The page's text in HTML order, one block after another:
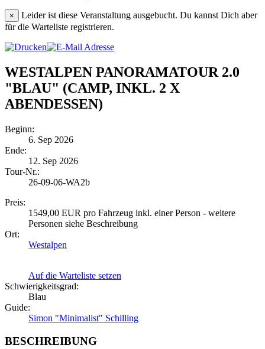
×
Leider ist diese Veranstaltung ausgebucht. Du kannst Dich aber
für die Warteliste registrieren.
WESTALPEN PANORAMATOUR 2.0
"BLAU" (CAMP, INKL. 2 X
ABENDESSEN)
Beginn:
6. Sep 2026
Ende:
12. Sep 2026
Tour-Nr.:
26-09-06-WA2b
Preis:
1549,00 EUR pro Fahrzeug inkl. einer Person - weitere
Personen siehe Beschreibung
Ort:
Westalpen
Auf die Warteliste setzen
Schwierigkeitsgrad:
Blau
Guide:
Simon "Minimalist" Schilling
BESCHREIBUNG